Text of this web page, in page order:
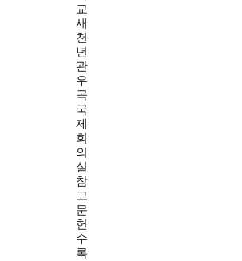
교
새
천
년
관
우
곡
국
제
회
의
실
참
고
문
헌
수
록